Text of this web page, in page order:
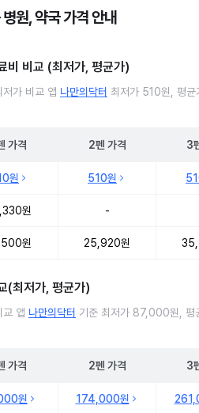
원, 약국 가격 안내
비 비교 (최저가, 평균가)
가 비교 앱 나만의닥터 최저가 510원, 평균
가격 2펜 가격 3
원 510원
원 -
원 25,920원
(최저가, 평균가)
교 앱 나만의닥터 기준 최저가 87,000원, 평
가격 2펜 가격 3
원 174,000원